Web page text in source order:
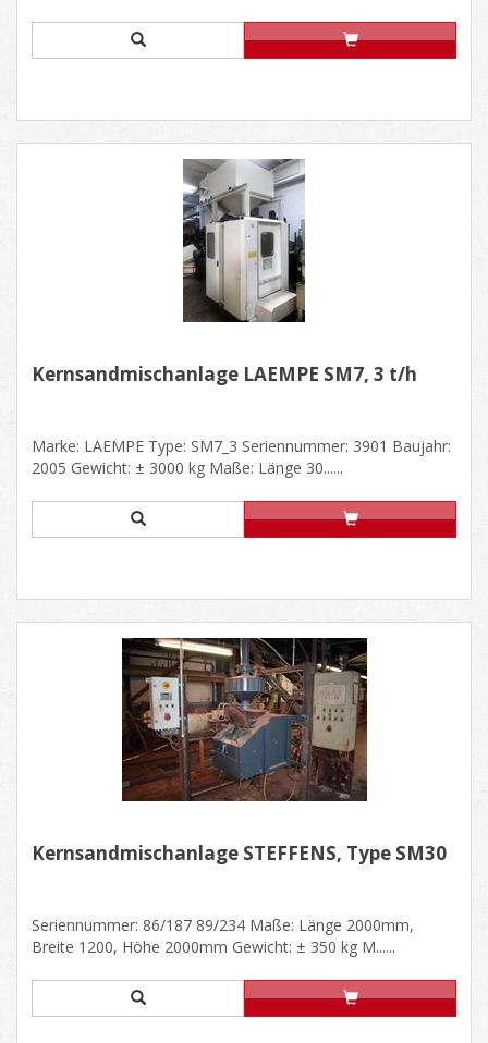
Kernsandmischanlage LAEMPE SM7, 3 t/h
Marke: LAEMPE Type: SM7_3 Seriennummer: 3901 Baujahr:
2005 Gewicht: ± 3000 kg Maße: Länge 30......
Kernsandmischanlage STEFFENS, Type SM30
Seriennummer: 86/187 89/234 Maße: Länge 2000mm,
Breite 1200, Höhe 2000mm Gewicht: ± 350 kg M......